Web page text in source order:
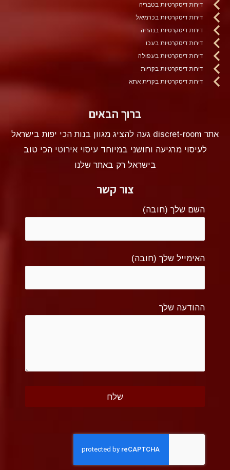
דירות דיסקרטיות בטבריה
דירות דיסקרטיות בכרמיאל
דירות דיסקרטיות בנהריה
דירות דיסקרטיות בעכו
דירות דיסקרטיות בעפולה
דירות דיסקרטיות בקריות
דירות דיסקרטיות בקרית אתא
ברוך הבאים
אתר discret-room געה להציג מגוון בנות הכי יפות בישראל
לעיסוי מרגיעה וחושני במיוחדעיסוי אירוטי הכי טוב
בישראל רק באתר שלנו
צור קשר
השם שלך (חובה)
האימייל שלך (חובה)
ההודעה שלך